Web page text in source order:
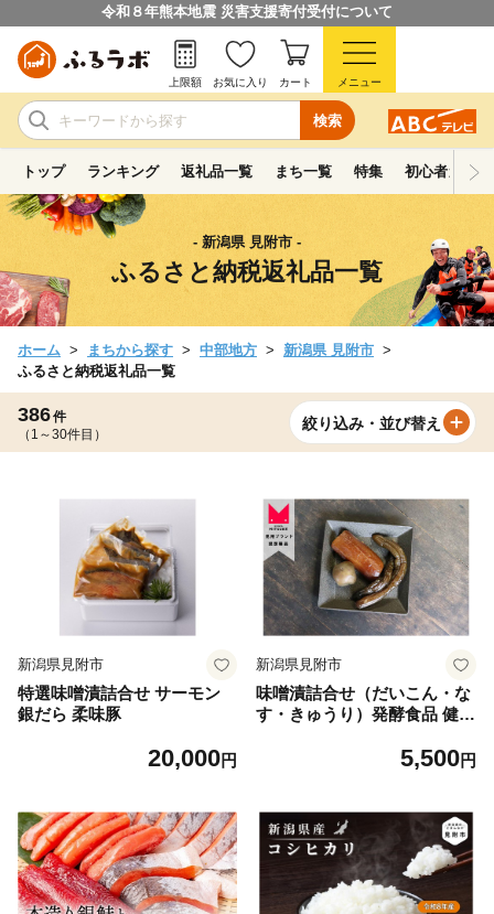
令和８年熊本地震 災害支援寄付受付について
検索
上限額 お気に入り カート メニュー
トップ ランキング 返礼品一覧 まち一覧 特集 初心者ガイド
- 新潟県 見附市 -
ふるさと納税返礼品一覧
ホーム まちから探す 中部地方
新潟県 見附市
ふるさと納税返礼品一覧
386件
（1～30件目）
絞り込み・並び替え
新潟県見附市
特選味噌漬詰合せ サーモン
銀だら 柔味豚
20,000円
新潟県見附市
味噌漬詰合せ（だいこん・な
す・きゅうり）発酵食品 健康
5,500円